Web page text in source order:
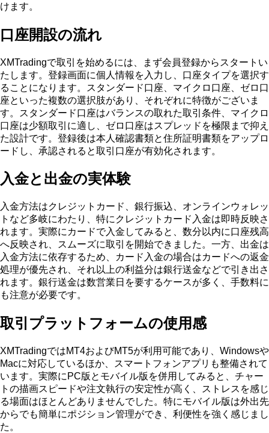
けます。
口座開設の流れ
XMTradingで取引を始めるには、まず会員登録からスタートい
たします。登録画面に個人情報を入力し、口座タイプを選択す
ることになります。スタンダード口座、マイクロ口座、ゼロ口
座といった複数の選択肢があり、それぞれに特徴がございま
す。スタンダード口座はバランスの取れた取引条件、マイクロ
口座は少額取引に適し、ゼロ口座はスプレッドを極限まで抑え
た設計です。登録後は本人確認書類と住所証明書類をアップロ
ードし、承認されると取引口座が有効化されます。
入金と出金の実体験
入金方法はクレジットカード、銀行振込、オンラインウォレッ
トなど多岐にわたり、特にクレジットカード入金は即時反映さ
れます。実際にカードで入金してみると、数分以内に口座残高
へ反映され、スムーズに取引を開始できました。一方、出金は
入金方法に依存するため、カード入金の場合はカードへの返金
処理が優先され、それ以上の利益分は銀行送金などで引き出さ
れます。銀行送金は数営業日を要するケースが多く、手数料に
も注意が必要です。
取引プラットフォームの使用感
XMTradingではMT4およびMT5が利用可能であり、Windowsや
Macに対応しているほか、スマートフォンアプリも整備されて
います。実際にPC版とモバイル版を併用してみると、チャー
トの描画スピードや注文執行の安定性が高く、ストレスを感じ
る場面はほとんどありませんでした。特にモバイル版は外出先
からでも簡単にポジション管理ができ、利便性を強く感じまし
た。